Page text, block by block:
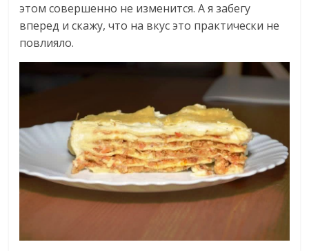
этом совершенно не изменится. А я забегу
вперед и скажу, что на вкус это практически не
повлияло.